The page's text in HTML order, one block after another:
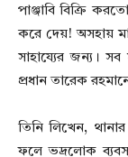
পাঞ্জাবি বিক্রি
করে দেয়! অসহায়
সাহায্যের জন্য।
প্রধান তারেক
তিনি লিখেন,
ফলে ভদ্রলোক